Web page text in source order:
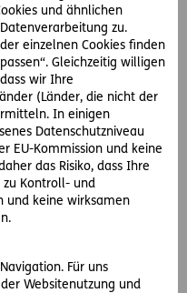
und ähnlichen
zu.
einzelnen Cookies finden
Gleichzeitig willigen
wir Ihre
(Länder, die nicht der
In einigen
Datenschutzniveau
EU-Kommission und keine
das Risiko, dass Ihre
zu Kontroll- und
und keine wirksamen
Für uns
Websitenutzung und
30 Standorten eines
auf dem
der ERGO
der ERGO Group und
weltweit führenden
Im Rahmen
den Partnern
sowie über den
Makler/Agenturen
und
Mehrwert. Das
und
und